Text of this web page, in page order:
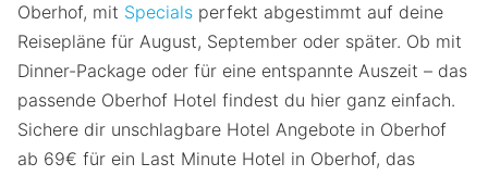
Oberhof, mit Specials perfekt abgestimmt auf deine
Reisepläne für August, September oder später. Ob mit
Dinner-Package oder für eine entspannte Auszeit – das
passende Oberhof Hotel findest du hier ganz einfach.
Sichere dir unschlagbare Hotel Angebote in Oberhof
ab 69€ für ein Last Minute Hotel in Oberhof, das